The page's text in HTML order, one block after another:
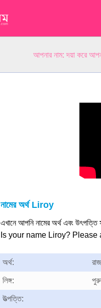
আপনার নাম: দয়া করে
নামের অর্থ Liroy
এখানে আপনি নামের অর্থ এবং উৎপত্তি
Is your name Liroy? Please
অর্থ:
লিঙ্গ:
উত্পত্তি: